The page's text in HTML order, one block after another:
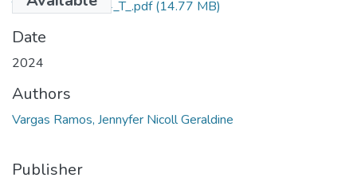
T036_76634244_T_.pdf(14.77 MB)
Date
2024
Authors
Vargas Ramos, Jennyfer Nicoll Geraldine
Publisher